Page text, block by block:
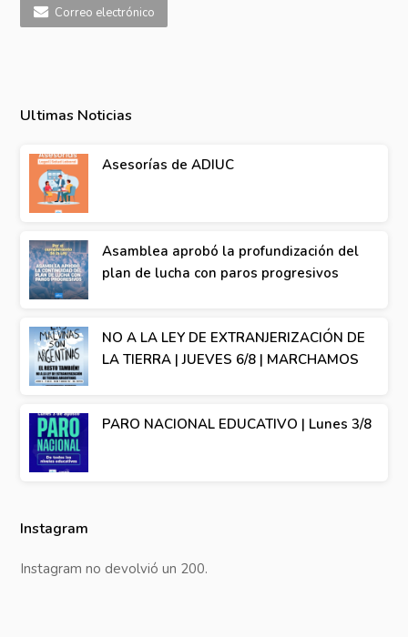
Correo electrónico
Ultimas Noticias
Asesorías de ADIUC
Asamblea aprobó la profundización del
plan de lucha con paros progresivos
NO A LA LEY DE EXTRANJERIZACIÓN DE
LA TIERRA | JUEVES 6/8 | MARCHAMOS
PARO NACIONAL EDUCATIVO | Lunes 3/8
Instagram
Instagram no devolvió un 200.